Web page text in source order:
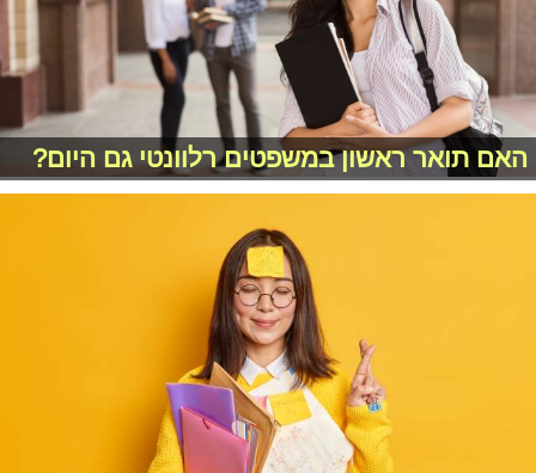
האם תואר ראשון במשפטים רלוונטי גם היום?